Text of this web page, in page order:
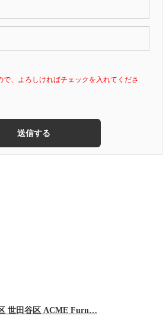
、よろしければチェックを入れてくださ
世田谷区 ACME Furn…